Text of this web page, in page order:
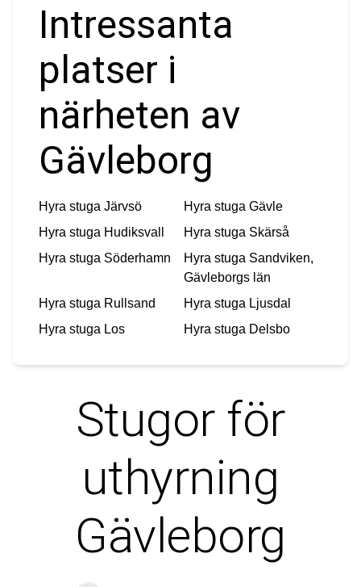
Intressanta
platser i
närheten av
Gävleborg
Hyra stuga Järvsö Hyra stuga Gävle
Hyra stuga Hudiksvall Hyra stuga Skärså
Hyra stuga Söderhamn Hyra stuga Sandviken,
Gävleborgs län
Hyra stuga Rullsand Hyra stuga Ljusdal
Hyra stuga Los Hyra stuga Delsbo
Stugor för
uthyrning
Gävleborg